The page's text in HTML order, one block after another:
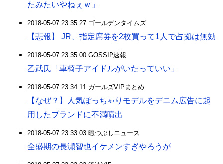
たみたいやねぇｗ」
2018-05-07 23:35:27 ゴールデンタイムズ
【悲報】 JR、指定席券を2枚買って1人で占拠は無効
2018-05-07 23:35:00 GOSSIP速報
乙武氏「車椅子アイドルがいたっていい」
2018-05-07 23:34:11 ガールズVIPまとめ
【なぜ？】人気ぽっちゃりモデルをデニム広告に起
用したブランドに不満噴出
2018-05-07 23:33:03 暇つぶしニュース
全盛期の長瀬智也イケメンすぎやろうが